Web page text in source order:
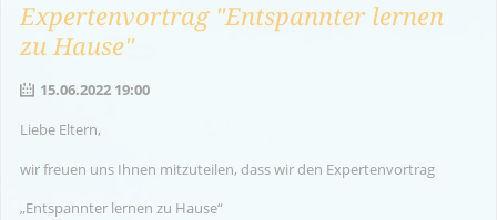
Expertenvortrag "Entspannter lernen
zu Hause"
15.06.2022 19:00
Liebe Eltern,
wir freuen uns Ihnen mitzuteilen, dass wir den Expertenvortrag
„Entspannter lernen zu Hause“